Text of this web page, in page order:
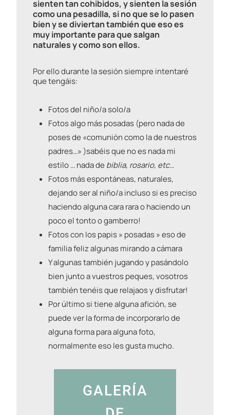
sienten tan cohibidos, y sienten la sesión
como una pesadilla, si no que se lo pasen
bien y se diviertan también que eso es
muy importante para que salgan
naturales y como son ellos.
Por ello durante la sesión siempre intentaré
que tengáis:
Fotos del niño/a solo/a
Fotos algo más posadas (pero nada de
poses de «comunión como la de nuestros
padres…» )sabéis que no es nada mi
estilo … nada de biblia, rosario, etc…
Fotos más espontáneas, naturales,
dejando ser al niño/a incluso si es preciso
haciendo alguna cara rara o haciendo un
poco el tonto o gamberro!
Fotos con los papis » posadas » eso de
familia feliz algunas mirando a cámara
Y algunas también jugando y pasándolo
bien junto a vuestros peques, vosotros
también tenéis que relajaos y disfrutar!
Por último si tiene alguna afición, se
puede ver la forma de incorporarlo de
alguna forma para alguna foto,
normalmente eso les gusta mucho.
GALERÍA